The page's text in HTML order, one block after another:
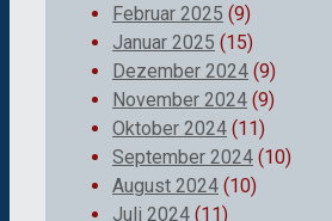
Februar 2025 (9)
Januar 2025 (15)
Dezember 2024 (9)
November 2024 (9)
Oktober 2024 (11)
September 2024 (10)
August 2024 (10)
Juli 2024 (11)